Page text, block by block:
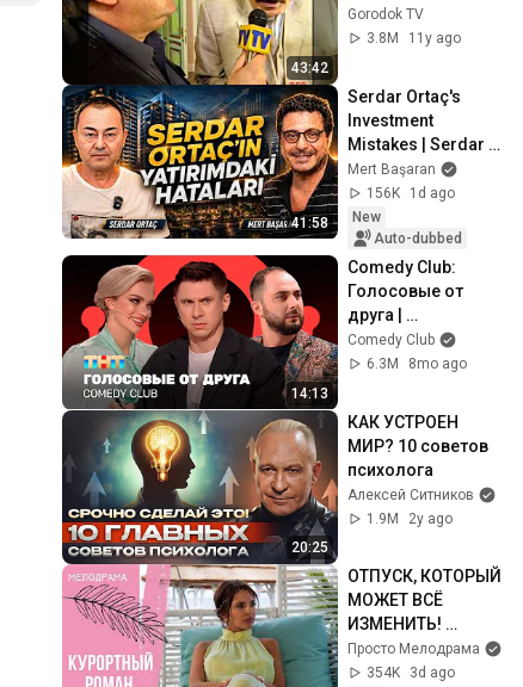
43:42
№232«Городок на
выживание»
Gorodok TV
3.8M
11y ago
41:58
Serdar Ortaç's
Investment
Mistakes | Serdar
Ortaç & Mert
Başaran
Mert Başaran
156K
1d ago
New
Auto-dubbed
14:13
Comedy Club:
Голосовые от
друга |
Батрутдинов,
Карибидис, Шкуро
Comedy Club
6.3M
8mo ago
20:25
КАК УСТРОЕН
МИР? 10 советов
психолога
Алексей Ситников
1.9M
2y ago
ОТПУСК, КОТОРЫЙ
МОЖЕТ ВСЁ
ИЗМЕНИТЬ!
Курортный роман.
Все серии
Просто Мелодрама
354K
3d ago